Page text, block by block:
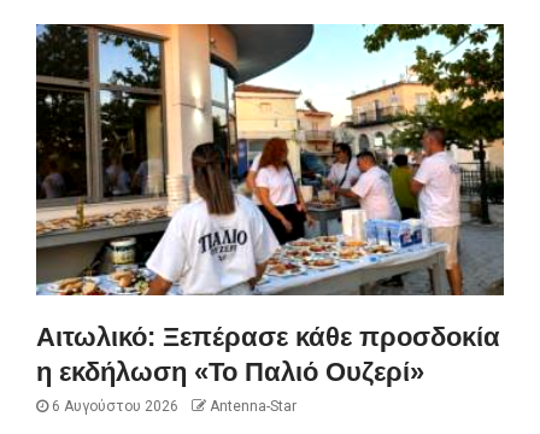
Αιτωλικό: Ξεπέρασε κάθε προσδοκία
η εκδήλωση «Το Παλιό Ουζερί»
6 Αυγούστου 2026 Antenna-Star